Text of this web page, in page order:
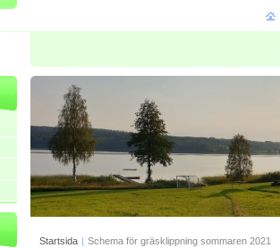
Startsida | Schema för gräsklippning sommaren 2021